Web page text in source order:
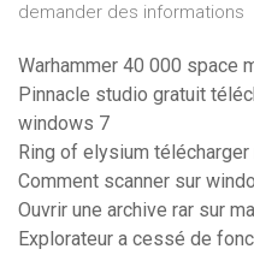
demander des informations
Warhammer 40 000 space
Pinnacle studio gratuit
windows 7
Ring of elysium
Comment scanner sur
Ouvrir une archive rar sur
Explorateur a cessé de